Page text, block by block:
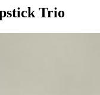
Trio